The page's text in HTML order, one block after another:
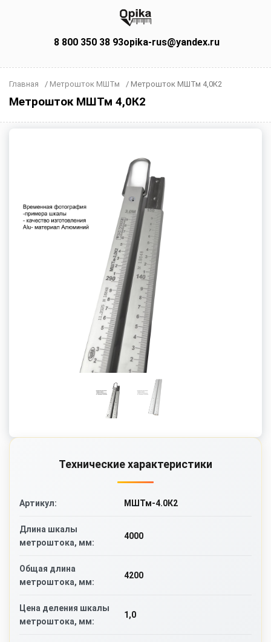
8 800 350 38 93opika-rus@yandex.ru
Главная / Метрошток МШТм / Метрошток МШТм 4,0К2
Метрошток МШТм 4,0К2
Технические характеристики
Артикул: МШТм-4.0К2
Длина шкалы
метроштока, мм:
4000
Общая длина
метроштока, мм:
4200
Цена деления шкалы
метроштока, мм:
1,0